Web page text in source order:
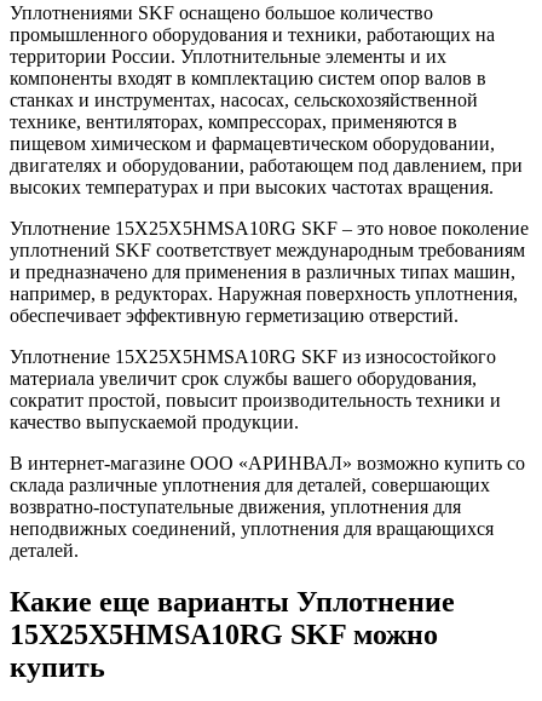
Уплотнениями SKF оснащено большое количество
промышленного оборудования и техники, работающих на
территории России. Уплотнительные элементы и их
компоненты входят в комплектацию систем опор валов в
станках и инструментах, насосах, сельскохозяйственной
технике, вентиляторах, компрессорах, применяются в
пищевом химическом и фармацевтическом оборудовании,
двигателях и оборудовании, работающем под давлением, при
высоких температурах и при высоких частотах вращения.
Уплотнение 15X25X5HMSA10RG SKF – это новое поколение
уплотнений SKF соответствует международным требованиям
и предназначено для применения в различных типах машин,
например, в редукторах. Наружная поверхность уплотнения,
обеспечивает эффективную герметизацию отверстий.
Уплотнение 15X25X5HMSA10RG SKF из износостойкого
материала увеличит срок службы вашего оборудования,
сократит простой, повысит производительность техники и
качество выпускаемой продукции.
В интернет-магазине ООО «АРИНВАЛ» возможно купить со
склада различные уплотнения для деталей, совершающих
возвратно-поступательные движения, уплотнения для
неподвижных соединений, уплотнения для вращающихся
деталей.
Какие еще варианты Уплотнение
15X25X5HMSA10RG SKF можно
купить